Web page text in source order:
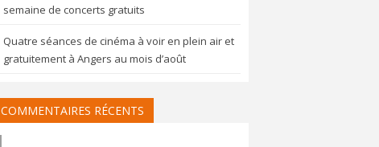
semaine de concerts gratuits
Quatre séances de cinéma à voir en plein air et
gratuitement à Angers au mois d’août
COMMENTAIRES RÉCENTS